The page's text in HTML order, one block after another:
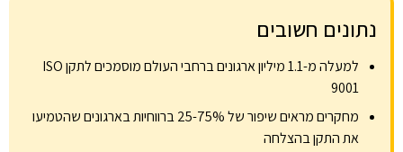
נתונים חשובים
למעלה מ-1.1 מיליון ארגונים ברחבי העולם מוסמכים לתקן ISO
9001
מחקרים מראים שיפור של 25-75% ברווחיות בארגונים שהטמיעו
את התקן בהצלחה